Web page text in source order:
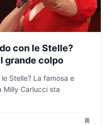
con le Stelle?
grande colpo
Stelle? La famosa e
Carlucci sta